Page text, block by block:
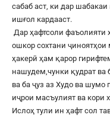
сабаб аст, ки дар
ишғол кардааст.
Дар ҳафтсоли фаъолияти
ошкор сохтани
ҳакерӣ ҳам қарор
нашудем,чунки қудрат ва
ва ба ҷуз аз Худо ва
иҷрои масъулият ва кори
Ислоҳ тули ин ҳафт сол